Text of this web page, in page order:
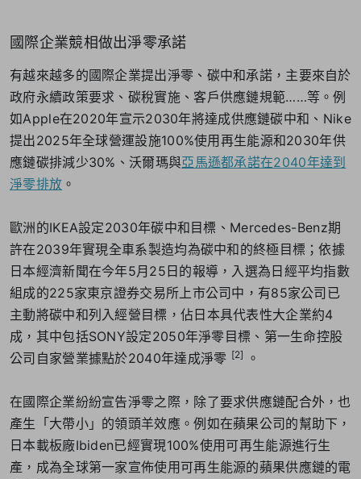
國際企業競相做出淨零承諾
有越來越多的國際企業提出淨零、碳中和承諾，主要來自於
政府永續政策要求、碳稅實施、客戶供應鏈規範……等。例
如Apple在2020年宣示2030年將達成供應鏈碳中和、Nike
提出2025年全球營運設施100%使用再生能源和2030年供
應鏈碳排減少30%、沃爾瑪與亞馬遜都承諾在2040年達到
淨零排放 。
歐洲的IKEA設定2030年碳中和目標、Mercedes-Benz期
許在2039年實現全車系製造均為碳中和的終極目標；依據
日本經濟新聞在今年5月25日的報導，入選為日經平均指數
組成的225家東京證券交易所上市公司中，有85家公司已
主動將碳中和列入經營目標，佔日本具代表性大企業約4
成，其中包括SONY設定2050年淨零目標、第一生命控股
公司自家營業據點於2040年達成淨零 [2] 。
在國際企業紛紛宣告淨零之際，除了要求供應鏈配合外，也
產生「大帶小」的領頭羊效應。例如在蘋果公司的幫助下，
日本載板廠Ibiden已經實現100%使用可再生能源進行生
產，成為全球第一家宣佈使用可再生能源的蘋果供應鏈的電